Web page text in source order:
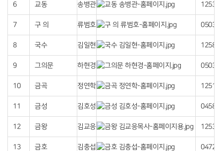
6 교동 송병관 12530
7 구 의 류범호 05036
8 국수 김일현 12580
9 그의문 하현경 05031
10 금곡 정연학 12513
11 금성 김호성 04588
12 금왕 김교응 12534
13 금호 김충섭 04729